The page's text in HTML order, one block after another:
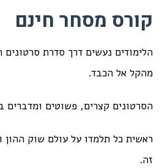
קורס מסחר חינם
הלימודים נעשים דרך סדרת סרטונים
מהקל אל הכבד.
הסרטונים קצרים, פשוטים ומדברים
ראשית כל תלמדו על עולם שוק
זה.